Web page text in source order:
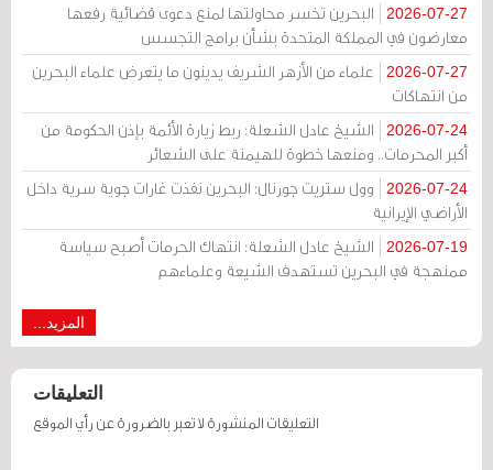
2026-07-27
البحرين تخسر محاولتها لمنع دعوى قضائية رفعها
معارضون في المملكة المتحدة بشأن برامج التجسس
2026-07-27
علماء من الأزهر الشريف يدينون ما يتعرض علماء البحرين
من انتهاكات
2026-07-24
الشيخ عادل الشعلة: ربط زيارة الأئمة بإذن الحكومة من
أكبر المحرمات.. ومنعها خطوة للهيمنة على الشعائر
2026-07-24
وول ستريت جورنال: البحرين نفذت غارات جوية سرية داخل
الأراضي الإيرانية
2026-07-19
الشيخ عادل الشعلة: انتهاك الحرمات أصبح سياسة
ممنهجة في البحرين تستهدف الشيعة وعلماءهم
المزيد...
التعليقات
التعليقات المنشورة لا تعبر بالضرورة عن رأي الموقع